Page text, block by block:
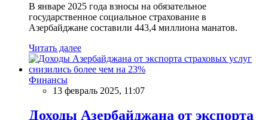
В январе 2025 года взносы на обязательное
государственное социальное страхование в
Азербайджане составили 443,4 миллиона манатов.
Читать далее
Финансы
13 февраль 2025, 11:07
Доходы Азербайджана от экспорта